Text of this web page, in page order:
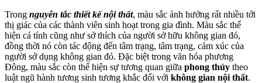
Trong nguyên tắc thiết kế nội thất, màu sắc ảnh hưởng rất nhiều tới
thị giác của các thành viên sinh hoạt trong gia đình. Màu sắc thể
hiện cá tính cũng như sở thích của người sở hữu không gian đó,
đồng thời nó còn tác động đến tâm trạng, tâm trạng, cảm xúc của
người sở dụng không gian đó. Đặc biệt trong văn hóa phương
Đông, màu sắc còn thể hiện sự tương quan giữa phong thủy theo
luật ngũ hành tương sinh tương khắc đối với không gian nội thất.